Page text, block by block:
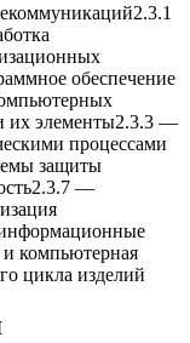
2.3.1
обеспечение
иx элементы2.3.3 —
процессами
защиты
2.3.7 —
компьютерная
цикла изделий